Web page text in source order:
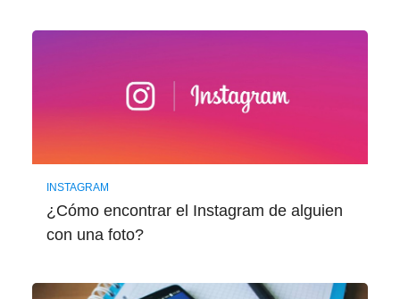
INSTAGRAM
¿Cómo encontrar el Instagram de alguien
con una foto?